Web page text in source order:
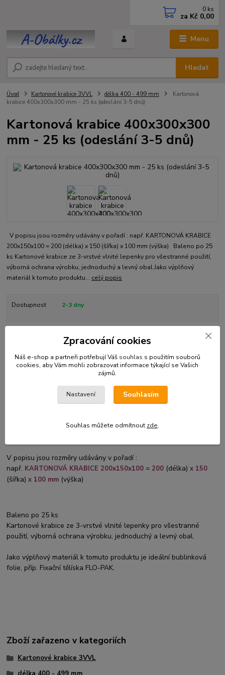
Menu
Hledat
0 ks
za Kč 0,00
Úvod Kartonové krabice 3VVL délka 400 - 499 mm
Kartonová
krabice 400x300x300 mm - 25 ks (odeslání 3-5 dnů)
Kartonová krabice 400x300x300
mm - 25 ks (odeslání 3-5 dnů)
V popisu jsou rozměry udávány v pořadí : např. KARTONOVÁ KRABICE
200x150x100 = 200 (délka) x 150 (šířka) x 100 mm (výška) Baleno po 25
ks Kartonové krabice ze 3-vrstvé vlnité lepenky pro všestranné použití,
výborná ochrana výrobku, jednoduchý a levný obal.Jako výplňový
materiál k tomuto produktu... celý popis
Dostupnost 2-3 dny
Přidat do košíku
KK 400-008
Kompletní specifikace
V popisu jsou rozměry udávány v pořadí :
např. KARTONOVÁ KRABICE 200x150x100 = 200 (délka)x 150
(šířka)x 100 mm (výška)
Baleno po 25 ks
Kartonové krabice ze 3-vrstvé vlnité lepenky pro všestranné
použití, výborná ochrana výrobku, jednoduchý a levný obal.
Jako výplňový materiál k tomuto produktu je ideální bublinková
folie, příp. Fixační tělíska FLO-PAK.
Zboží zařazeno v kategoriích
Kartonové krabice 3VVL
Zpracování cookies
Náš e-shop a partneři potřebují Váš souhlas s použitím souborů
cookies, aby Vám mohli zobrazovat informace týkající se Vašich
zájmů.
Nastavení Souhlasím
Souhlas můžete odmítnout zde.